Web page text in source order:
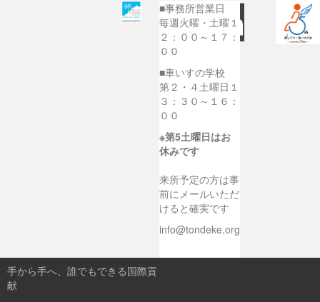
■事務所営業日
毎週火曜・土曜１
２：００～１７：
００
■車いすの学校
第２・４土曜日１
３：３０～１６：
００
※第5土曜日はお
休みです
来所予定の方は事
前にメールいただ
けると確実です
info@tondeke.org
手から手へ、誰でもできる国際貢
献